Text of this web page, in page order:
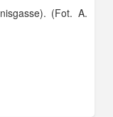
(Fot. A.